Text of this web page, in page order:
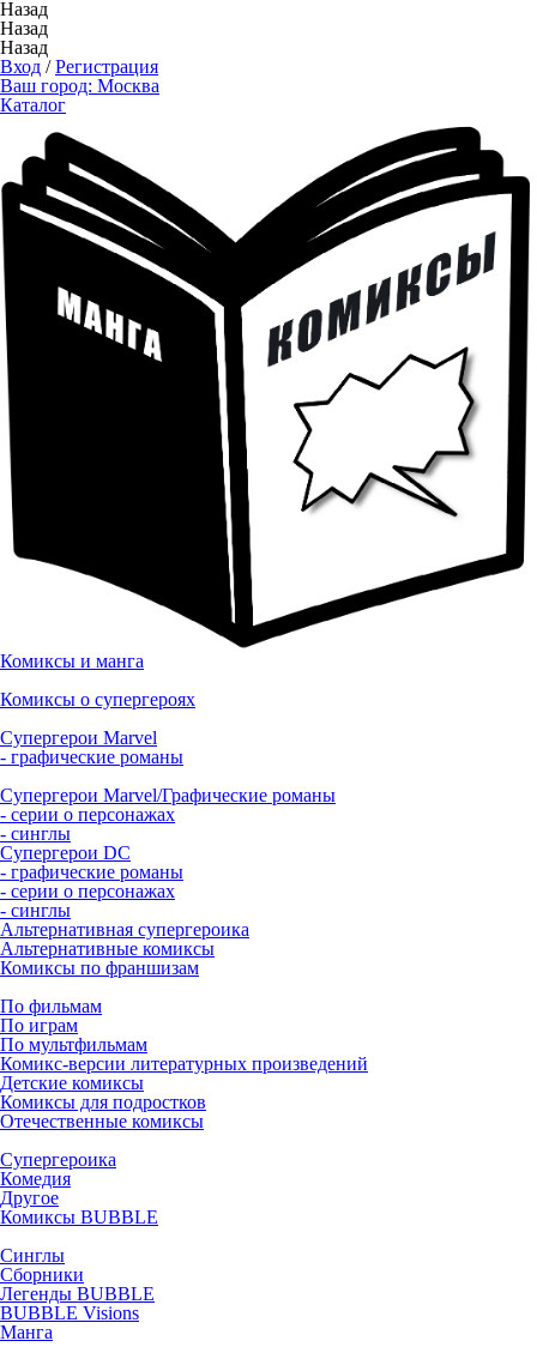
Назад
Назад
Назад
Вход /Регистрация
Ваш город: Москва
Каталог
Комиксы и манга
Комиксы о супергероях
Супергерои Marvel
- графические романы
Супергерои Marvel/Графические романы
- серии о персонажах
- синглы
Супергерои DC
- графические романы
- серии о персонажах
- синглы
Альтернативная супергероика
Альтернативные комиксы
Комиксы по франшизам
По фильмам
По играм
По мультфильмам
Комикс-версии литературных произведений
Детские комиксы
Комиксы для подростков
Отечественные комиксы
Супергероика
Комедия
Другое
Комиксы BUBBLE
Синглы
Сборники
Легенды BUBBLE
BUBBLE Visions
Манга